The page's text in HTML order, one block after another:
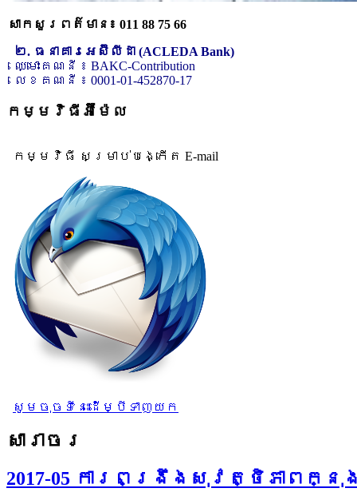
សាកសួរពត៌មាន៖ 011 88 75 66
២. ធនាគារអេស៊ីលីដា (ACLEDA Bank)
ឈ្មោះគណនី ៖ BAKC-Contribution
លេខគណនី ៖ 0001-01-452870-17
កម្មវិធីអ៊ីម៉ែល
កម្មវិធី សម្រាប់បង្កើត E-mail
សូមចុចទីនេះដើម្បីទាញយក
សារាចរ
2017-05 ការពង្រឹងសុវត្ថិភាពក្នុង